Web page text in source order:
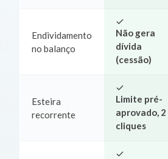
Endividamento
no balanço
Não gera
dívida
(cessão)
Esteira
recorrente
Limite pré-
aprovado, 2
cliques